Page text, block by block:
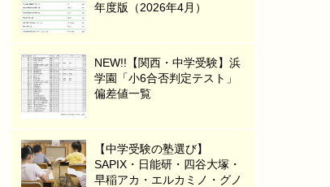
年度版（2026年4月）
NEW!!【関西・中学受験】浜
学園「小6合否判定テスト」
偏差値一覧
【中学受験の塾選び】
SAPIX・日能研・四谷大塚・
早稲アカ・エルカミノ・グノ